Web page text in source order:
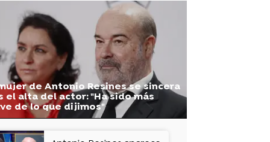
de Antonio Resines se sincera
el alta del actor: "Ha sido más
de lo que dijimos"